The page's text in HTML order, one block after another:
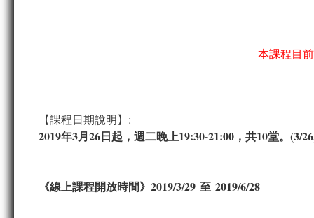
本課程目
【課程日期說明】:
2019年3月26日起，週二晚上19:30-21:00，共10堂。(3/
《線上課程開放時間》2019/3/29 至 2019/6/28